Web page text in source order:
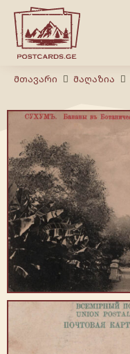
Მთავარი Მაღაზია